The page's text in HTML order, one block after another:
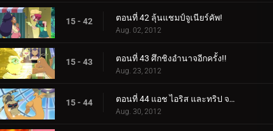
15 - 42 ตอนที่ 42 ลุ้นแชมป์จูเนียร์คัพ!
Aug. 02, 2012
15 - 43 ตอนที่ 43 ศึกชิงอำนาจอีกครั้ง!!
Aug. 23, 2012
15 - 44 ตอนที่ 44 แอช ไอริส และทริป จากนั้นก็มีสามคน!!
Aug. 30, 2012